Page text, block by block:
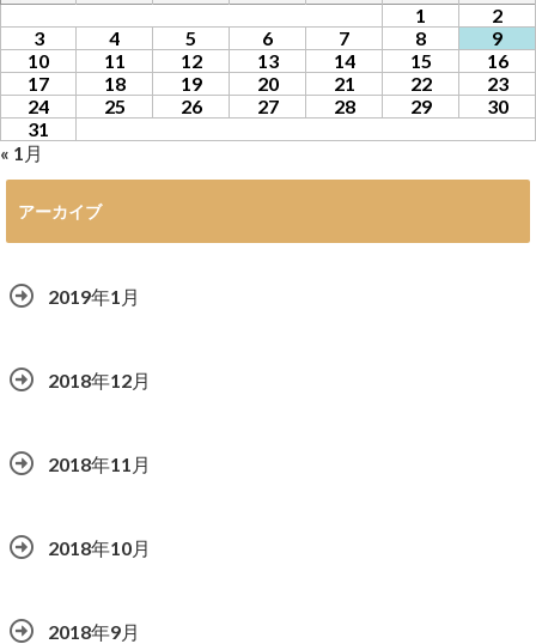
1
2
3
4 5 6 7 8
9
10
11 12 13 14 15
16
17
18 19 20 21 22
23
24
25 26 27 28 29
30
31
« 1月
アーカイブ
2019年1月
2018年12月
2018年11月
2018年10月
2018年9月